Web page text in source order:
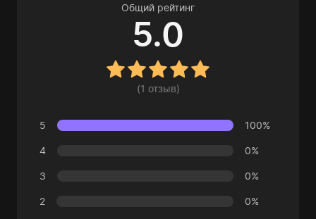
Общий рейтинг
5.0
(1 отзыв)
5 100%
4 0%
3 0%
2 0%